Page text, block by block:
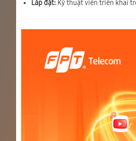
Lắp đặt: Kỹ thuật viên triển khai